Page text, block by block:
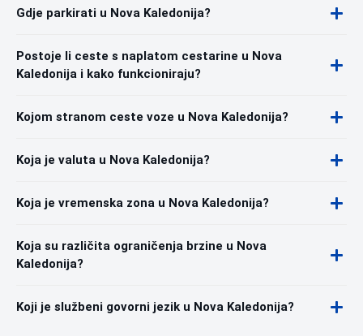
Gdje parkirati u Nova Kaledonija?
Postoje li ceste s naplatom cestarine u Nova
Kaledonija i kako funkcioniraju?
Kojom stranom ceste voze u Nova Kaledonija?
Koja je valuta u Nova Kaledonija?
Koja je vremenska zona u Nova Kaledonija?
Koja su različita ograničenja brzine u Nova
Kaledonija?
Koji je službeni govorni jezik u Nova Kaledonija?